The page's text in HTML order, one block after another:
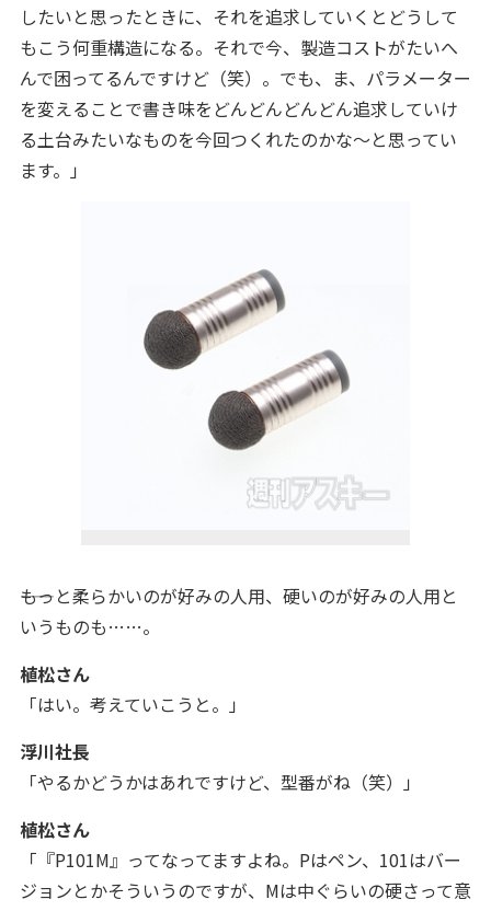
したいと思ったときに、それを追求していくとどうして
もこう何重構造になる。それで今、製造コストがたいへ
んで困ってるんですけど（笑）。でも、ま、パラメーター
を変えることで書き味をどんどんどんどん追求していけ
る土台みたいなものを今回つくれたのかな～と思ってい
ます。」
――もっと柔らかいのが好みの人用、硬いのが好みの人用と
いうものも……。
植松さん
「はい。考えていこうと。」
浮川社長
「やるかどうかはあれですけど、型番がね（笑）」
植松さん
「『P101M』ってなってますよね。Pはペン、101はバー
ジョンとかそういうのですが、Mは中ぐらいの硬さって意